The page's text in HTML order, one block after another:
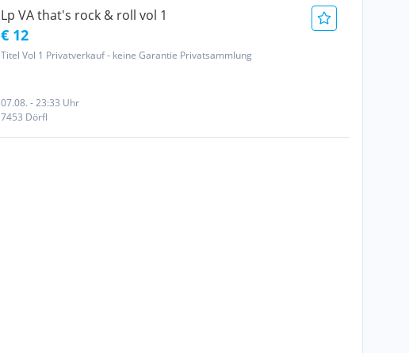
Lp VA that's rock & roll vol 1
€ 12
Titel Vol 1 Privatverkauf - keine Garantie Privatsammlung
07.08. - 23:33 Uhr
7453 Dörfl